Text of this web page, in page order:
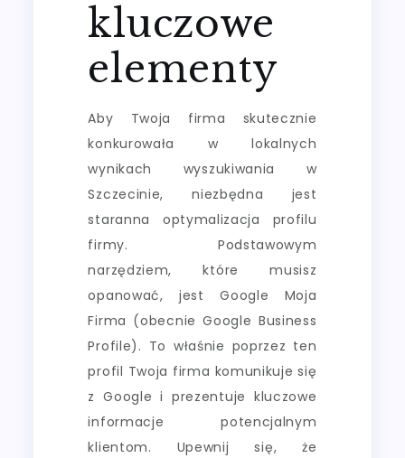
kluczowe
elementy
Aby Twoja firma skutecznie
konkurowała w lokalnych
wynikach wyszukiwania w
Szczecinie, niezbędna jest
staranna optymalizacja profilu
firmy. Podstawowym
narzędziem, które musisz
opanować, jest Google Moja
Firma (obecnie Google Business
Profile). To właśnie poprzez ten
profil Twoja firma komunikuje się
z Google i prezentuje kluczowe
informacje potencjalnym
klientom. Upewnij się, że